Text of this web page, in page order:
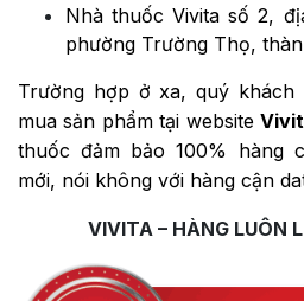
Nhà thuốc Vivita số 2,
phường Trường Thọ,
Trường hợp ở xa, quý
mua sản phẩm tại website
thuốc đảm bảo 100% hàng
mới, nói không với hàng cận
VIVITA – HÀNG LUÔN